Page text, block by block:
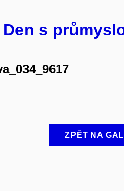
Den s
ZPĚT NA